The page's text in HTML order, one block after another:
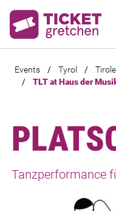
Events / Tyrol /
/
TLT at Haus der
Tanzperformance